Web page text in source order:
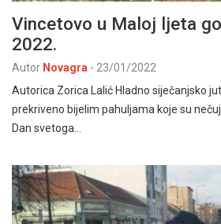
Vincetovo u Maloj ljeta
2022.
Autor Novagra - 23/01/2022
Autorica Zorica Lalić Hladno siječanjsko
prekriveno bijelim pahuljama koje su
Dan svetoga…